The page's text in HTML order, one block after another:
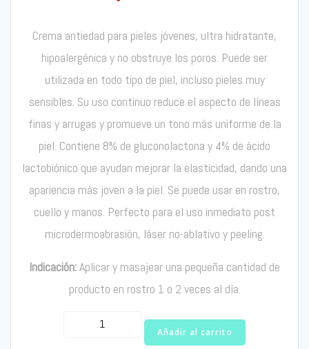
Crema antiedad para pieles jóvenes, ultra hidratante,
hipoalergénica y no obstruye los poros. Puede ser
utilizada en todo tipo de piel, incluso pieles muy
sensibles. Su uso continuo reduce el aspecto de líneas
finas y arrugas y promueve un tono más uniforme de la
piel. Contiene 8% de gluconolactona y 4% de ácido
lactobiónico que ayudan mejorar la elasticidad, dando una
apariencia más joven a la piel. Se puede usar en rostro,
cuello y manos. Perfecto para el uso inmediato post
microdermoabrasión, láser no-ablativo y peeling.
Indicación:Aplicar y masajear una pequeña cantidad de
producto en rostro 1 o 2 veces al día.
Bionic
Añadir al carrito